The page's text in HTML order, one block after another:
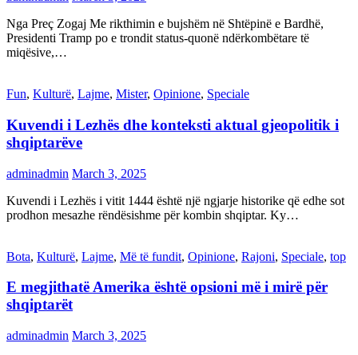
Nga Preç Zogaj Me rikthimin e bujshëm në Shtëpinë e Bardhë,
Presidenti Tramp po e trondit status-quonë ndërkombëtare të
miqësive,…
Fun, Kulturë, Lajme, Mister, Opinione, Speciale
Kuvendi i Lezhës dhe konteksti aktual gjeopolitik i
shqiptarëve
adminadmin March 3, 2025
Kuvendi i Lezhës i vitit 1444 është një ngjarje historike që edhe sot
prodhon mesazhe rëndësishme për kombin shqiptar. Ky…
Bota, Kulturë, Lajme, Më të fundit, Opinione, Rajoni, Speciale, top
E megjithatë Amerika është opsioni më i mirë për
shqiptarët
adminadmin March 3, 2025